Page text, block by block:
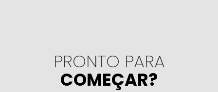
PRONTO PARA
COMEÇAR?